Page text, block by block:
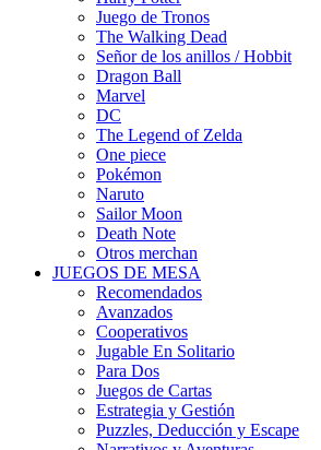
Juego de Tronos
The Walking Dead
Señor de los anillos / Hobbit
Dragon Ball
Marvel
DC
The Legend of Zelda
One piece
Pokémon
Naruto
Sailor Moon
Death Note
Otros merchan
JUEGOS DE MESA
Recomendados
Avanzados
Cooperativos
Jugable En Solitario
Para Dos
Juegos de Cartas
Estrategia y Gestión
Puzzles, Deducción y Escape